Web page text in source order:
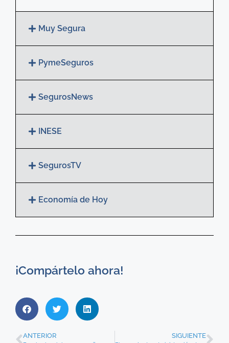
Muy Segura
PymeSeguros
SegurosNews
INESE
SegurosTV
Economía de Hoy
¡Compártelo ahora!
ANTERIOR SIGUIENTE